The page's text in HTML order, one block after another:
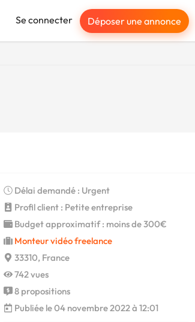
Se connecter Déposer une annonce
Délai demandé : Urgent
Profil client : Petite entreprise
Budget approximatif : moins de 300€
Monteur vidéo freelance
33310, France
742 vues
8 propositions
Publiée le 04 novembre 2022 à 12:01